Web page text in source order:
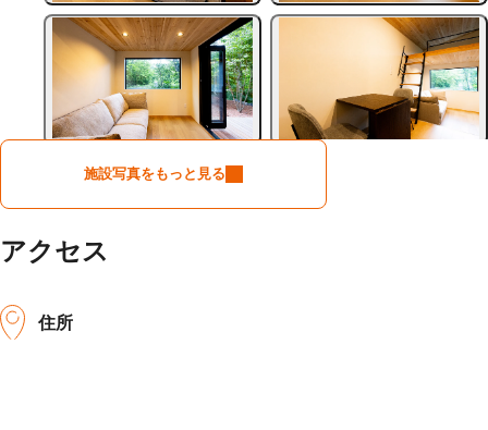
施設写真をもっと見る
アクセス
住所